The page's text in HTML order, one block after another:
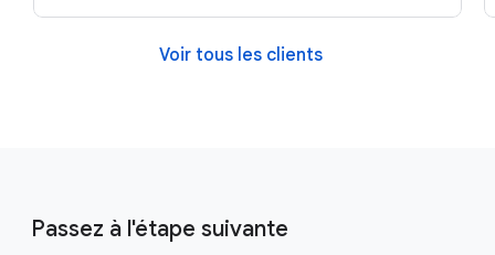
Voir tous les clients
Passez à l'étape suivante